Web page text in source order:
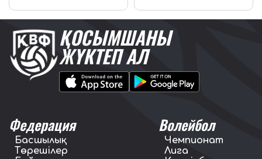
ҚОСЫМШАНЫ
ЖҮКТЕП АЛ
Федерация
Басшылық
Төрешілер
Волейбол
Чемпионат
Лига